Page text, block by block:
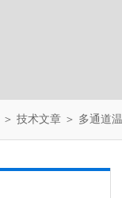
＞ 技术文章 ＞ 多通道